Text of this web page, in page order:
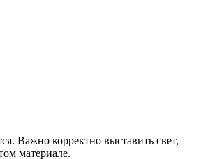
Важно корректно выставить свет,
материале.